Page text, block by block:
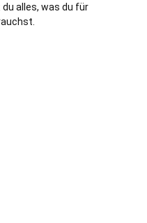
alles, was du für